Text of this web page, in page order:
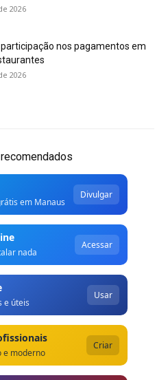
2026
participação nos pagamentos em
2026
em Manaus
Divulgar
nada
Acessar
e úteis
Usar
e moderno
Criar